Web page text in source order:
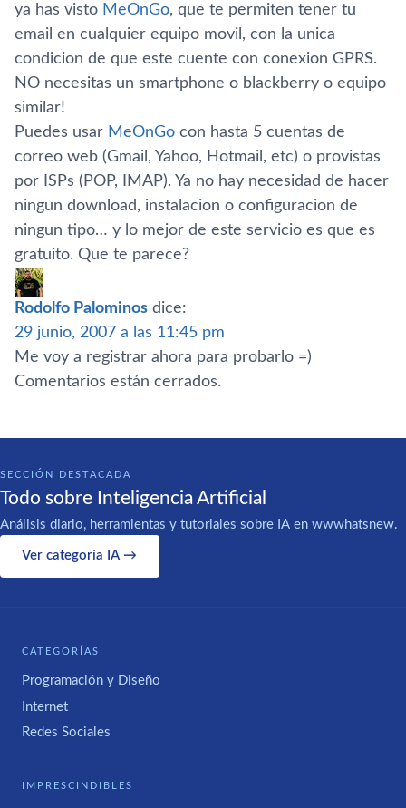
ya has visto MeOnGo, que te permiten tener tu
email en cualquier equipo movil, con la unica
condicion de que este cuente con conexion GPRS.
NO necesitas un smartphone o blackberry o equipo
similar!
Puedes usar MeOnGo con hasta 5 cuentas de
correo web (Gmail, Yahoo, Hotmail, etc) o provistas
por ISPs (POP, IMAP). Ya no hay necesidad de hacer
ningun download, instalacion o configuracion de
ningun tipo… y lo mejor de este servicio es que es
gratuito. Que te parece?
Rodolfo Palominos dice:
29 junio, 2007 a las 11:45 pm
Me voy a registrar ahora para probarlo =)
Comentarios están cerrados.
SECCIÓN DESTACADA
Todo sobre Inteligencia Artificial
Análisis diario, herramientas y tutoriales sobre IA en wwwhatsnew.
Ver categoría IA →
CATEGORÍAS
Programación y Diseño
Internet
Redes Sociales
IMPRESCINDIBLES